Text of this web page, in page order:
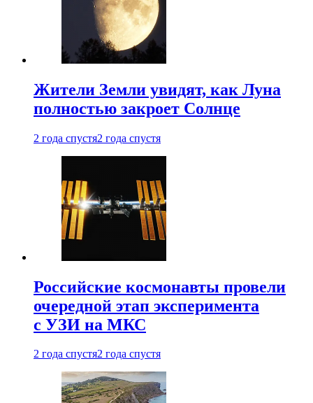
Жители Земли увидят, как Луна
полностью закроет Солнце
2 года спустя2 года спустя
Российские космонавты провели
очередной этап эксперимента
с УЗИ на МКС
2 года спустя2 года спустя